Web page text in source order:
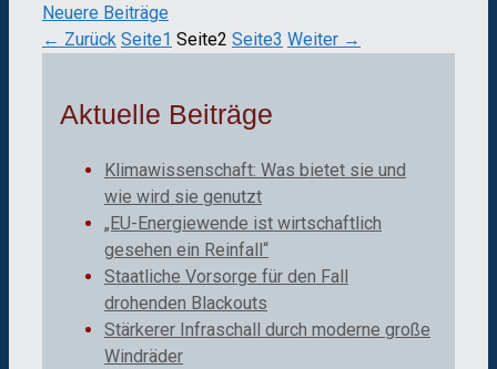
Neuere Beiträge
← Zurück Seite1 Seite2 Seite3 Weiter →
Aktuelle Beiträge
Klimawissenschaft: Was bietet sie und
wie wird sie genutzt
„EU-Energiewende ist wirtschaftlich
gesehen ein Reinfall“
Staatliche Vorsorge für den Fall
drohenden Blackouts
Stärkerer Infraschall durch moderne große
Windräder